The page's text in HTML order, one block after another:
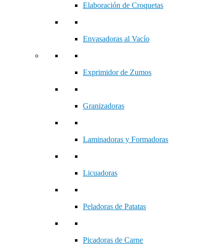
Elaboración de Croquetas
Envasadoras al Vacío
Exprimidor de Zumos
Granizadoras
Laminadoras y Formadoras
Licuadoras
Peladoras de Patatas
Picadoras de Carne